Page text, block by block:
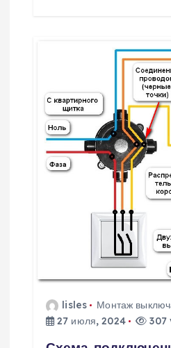
lisles
Монтаж
27 июля, 2024
307